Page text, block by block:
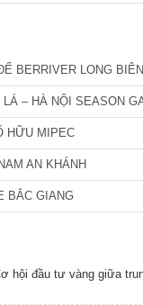
BERRIVER LONG BIÊN
– HÀ NỘI SEASON
HỮU MIPEC
AN KHÁNH
BẮC GIANG
hội đầu tư vàng giữa